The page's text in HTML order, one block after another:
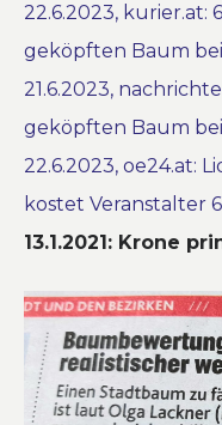
22.6.2023, kurier.at:
geköpften Baum
21.6.2023,
geköpften Baum
22.6.2023, oe24.at:
kostet Veranstalter
13.1.2021: Krone